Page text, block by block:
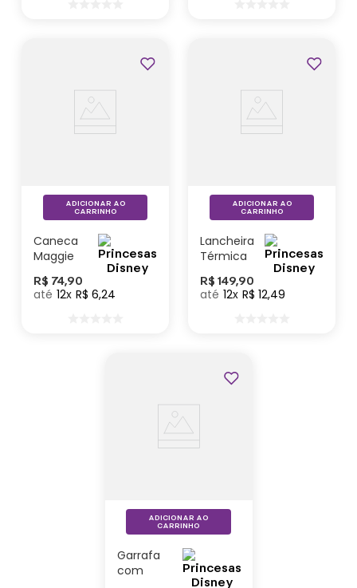
Caneca
Maggie
Disney
R$ 74,90
12 R$ 6,24
ADICIONAR AO
CARRINHO
Lancheira
Térmica
- Disney
R$ 149,90
12 R$ 12,49
ADICIONAR AO
CARRINHO
Garrafa
com
ADICIONAR AO
CARRINHO